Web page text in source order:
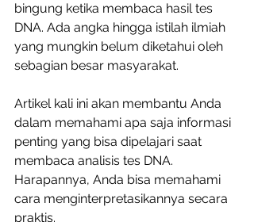
bingung ketika membaca hasil tes
DNA. Ada angka hingga istilah ilmiah
yang mungkin belum diketahui oleh
sebagian besar masyarakat.
Artikel kali ini akan membantu Anda
dalam memahami apa saja informasi
penting yang bisa dipelajari saat
membaca analisis tes DNA.
Harapannya, Anda bisa memahami
cara menginterpretasikannya secara
praktis.